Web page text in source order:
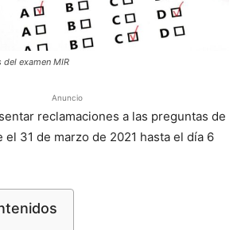
examen MIR
Anuncio
reclamaciones a las preguntas de
el 31 de marzo de 2021 hasta el día 6